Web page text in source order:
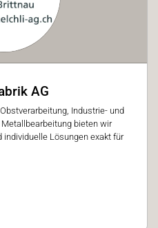
AG
Industrie- und
bieten wir
Lösungen exakt für